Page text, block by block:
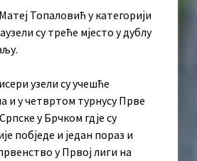
Топаловић у категорији
су треће мјесто у дублу
узели су учешће
и у четвртом турнусу Прве
у Брчком гдје су
побједе и један пораз и
у Првој лиги на